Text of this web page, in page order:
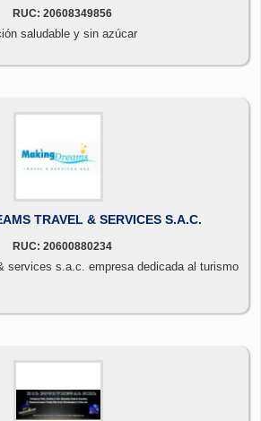
RUC: 20608349856
saludable y sin azúcar
TRAVEL & SERVICES S.A.C.
RUC: 20600880234
services s.a.c. empresa dedicada al turismo